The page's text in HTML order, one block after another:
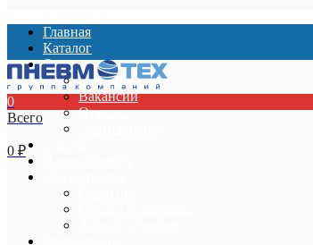
Главная
Каталог
О компании
О компании
Вакансии
Отзывы
0
Всего
0 ₽